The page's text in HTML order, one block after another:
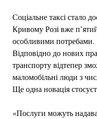
Соціальне таксі стало
Кривому Розі вже
особливими потребами.
Відповідно до нових
транспорту відтепер
маломобільні люди з
Ще одна новація
«Послуги можуть